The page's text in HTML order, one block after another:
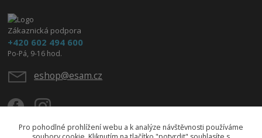
Zákaznická podpora
+420 602 494 600
Po-Pá, 9-16 hod.
eshop@esam.cz
Pro pohodlné prohlížení webu a k analýze návštěvnosti používáme